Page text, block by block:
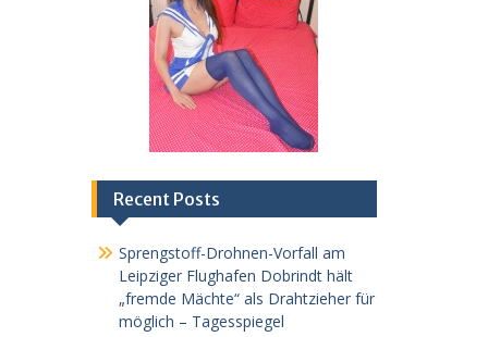
Recent Posts
Sprengstoff-Drohnen-Vorfall am
Leipziger Flughafen Dobrindt hält
„fremde Mächte“ als Drahtzieher für
möglich – Tagesspiegel